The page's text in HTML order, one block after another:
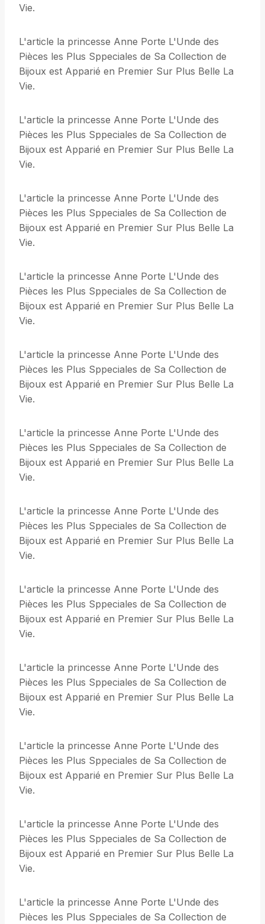
Vie.
L'article la princesse Anne Porte L'Unde des
Pièces les Plus Sppeciales de Sa Collection de
Bijoux est Apparié en Premier Sur Plus Belle La
Vie.
L'article la princesse Anne Porte L'Unde des
Pièces les Plus Sppeciales de Sa Collection de
Bijoux est Apparié en Premier Sur Plus Belle La
Vie.
L'article la princesse Anne Porte L'Unde des
Pièces les Plus Sppeciales de Sa Collection de
Bijoux est Apparié en Premier Sur Plus Belle La
Vie.
L'article la princesse Anne Porte L'Unde des
Pièces les Plus Sppeciales de Sa Collection de
Bijoux est Apparié en Premier Sur Plus Belle La
Vie.
L'article la princesse Anne Porte L'Unde des
Pièces les Plus Sppeciales de Sa Collection de
Bijoux est Apparié en Premier Sur Plus Belle La
Vie.
L'article la princesse Anne Porte L'Unde des
Pièces les Plus Sppeciales de Sa Collection de
Bijoux est Apparié en Premier Sur Plus Belle La
Vie.
L'article la princesse Anne Porte L'Unde des
Pièces les Plus Sppeciales de Sa Collection de
Bijoux est Apparié en Premier Sur Plus Belle La
Vie.
L'article la princesse Anne Porte L'Unde des
Pièces les Plus Sppeciales de Sa Collection de
Bijoux est Apparié en Premier Sur Plus Belle La
Vie.
L'article la princesse Anne Porte L'Unde des
Pièces les Plus Sppeciales de Sa Collection de
Bijoux est Apparié en Premier Sur Plus Belle La
Vie.
L'article la princesse Anne Porte L'Unde des
Pièces les Plus Sppeciales de Sa Collection de
Bijoux est Apparié en Premier Sur Plus Belle La
Vie.
L'article la princesse Anne Porte L'Unde des
Pièces les Plus Sppeciales de Sa Collection de
Bijoux est Apparié en Premier Sur Plus Belle La
Vie.
L'article la princesse Anne Porte L'Unde des
Pièces les Plus Sppeciales de Sa Collection de